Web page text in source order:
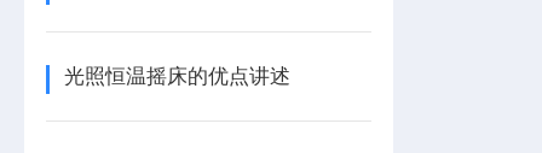
光照恒温摇床的优点讲述